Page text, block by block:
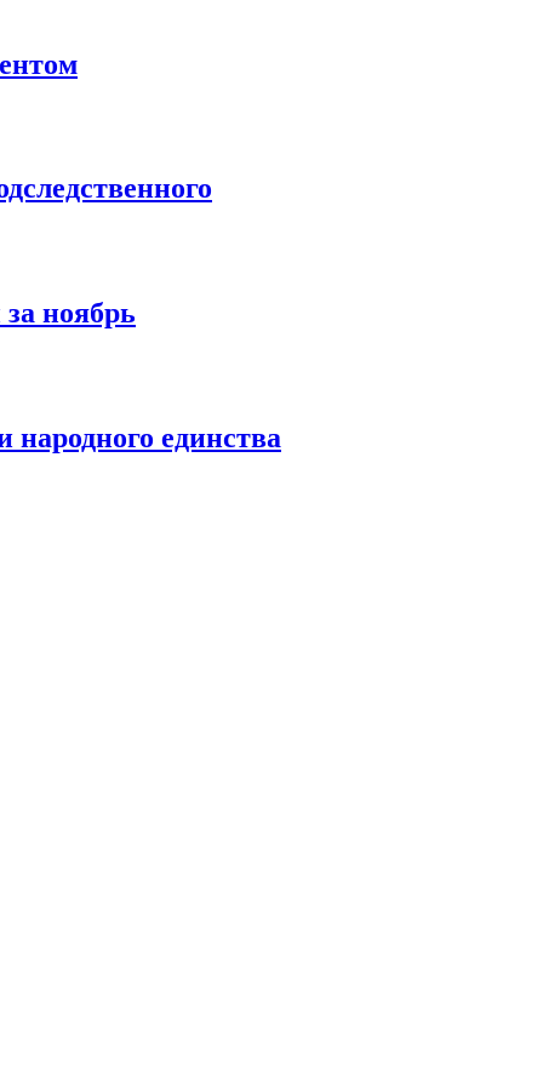
ноябрь
единства